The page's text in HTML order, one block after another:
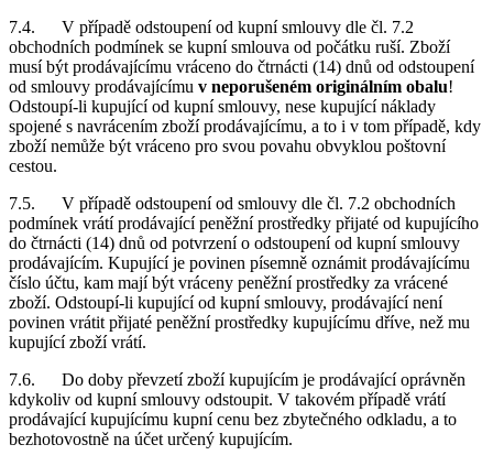
7.4. V případě odstoupení od kupní smlouvy dle čl. 7.2
obchodních podmínek se kupní smlouva od počátku ruší. Zboží
musí být prodávajícímu vráceno do čtrnácti (14) dnů od odstoupení
od smlouvy prodávajícímu v neporušeném originálním obalu!
Odstoupí-li kupující od kupní smlouvy, nese kupující náklady
spojené s navrácením zboží prodávajícímu, a to i v tom případě, kdy
zboží nemůže být vráceno pro svou povahu obvyklou poštovní
cestou.
7.5. V případě odstoupení od smlouvy dle čl. 7.2 obchodních
podmínek vrátí prodávající peněžní prostředky přijaté od kupujícího
do čtrnácti (14) dnů od potvrzení o odstoupení od kupní smlouvy
prodávajícím. Kupující je povinen písemně oznámit prodávajícímu
číslo účtu, kam mají být vráceny peněžní prostředky za vrácené
zboží. Odstoupí-li kupující od kupní smlouvy, prodávající není
povinen vrátit přijaté peněžní prostředky kupujícímu dříve, než mu
kupující zboží vrátí.
7.6. Do doby převzetí zboží kupujícím je prodávající oprávněn
kdykoliv od kupní smlouvy odstoupit. V takovém případě vrátí
prodávající kupujícímu kupní cenu bez zbytečného odkladu, a to
bezhotovostně na účet určený kupujícím.